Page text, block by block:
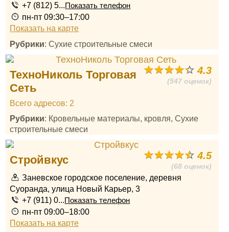
+7 (812) 5...Показать телефон
пн-пт 09:30–17:00
Показать на карте
Рубрики: Сухие строительные смеси
4.3
(547 оценок)
ТехноНиколь Торговая
Сеть
Всего адресов: 2
Рубрики: Кровельные материалы, кровля, Сухие
строительные смеси
4.5
(68 оценок)
Стройвкус
Заневское городское поселение, деревня
Суоранда, улица Новый Карьер, 3
+7 (911) 0...Показать телефон
пн-пт 09:00–18:00
Показать на карте